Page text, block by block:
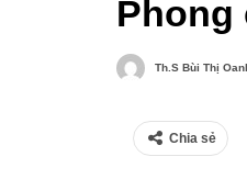
Phong
Chia sẻ